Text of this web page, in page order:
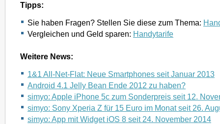
Tipps:
Sie haben Fragen? Stellen Sie diese zum Thema:
Vergleichen und Geld sparen: Handytarife
Weitere News:
1&1 All-Net-Flat: Neue Smartphones seit Januar 2013
Android 4.1 Jelly Bean Ende 2012 zu haben?
simyo: Apple iPhone 5c zum Sonderpreis seit 12.
simyo: Sony Xperia Z für 15 Euro im Monat seit 26.
simyo: App mit Widget iOS 8 seit 24. November 2014